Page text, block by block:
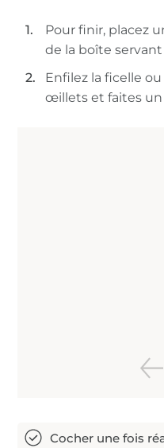
Pour finir, placez
de la boîte
Enfilez la ficelle
œillets et faites